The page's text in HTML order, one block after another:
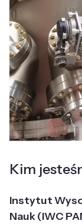
Kim
Instytut
Nauk (IWC